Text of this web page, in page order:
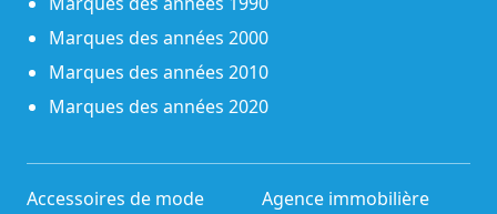
Marques des années 2000
Marques des années 2010
Marques des années 2020
Accessoires de mode
Agence immobilière